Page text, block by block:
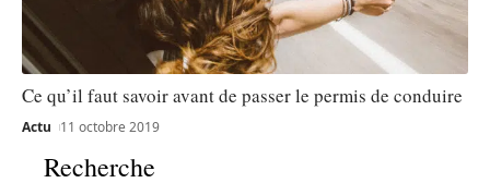
Ce qu’il faut savoir avant de passer le permis de conduire
Actu 11 octobre 2019
Recherche